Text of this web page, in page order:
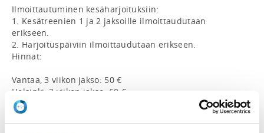
Ilmoittautuminen kesäharjoituksiin:
1. Kesätreenien 1 ja 2 jaksoille ilmoittaudutaan
erikseen.
2. Harjoituspäiviin ilmoittaudutaan erikseen.
Hinnat:
Vantaa, 3 viikon jakso: 50 €
Helsinki, 3 viikon jakso: 60 €
**